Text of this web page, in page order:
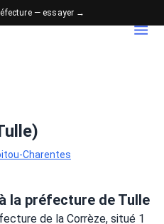
— essayer →
Charentes
la préfecture de Tulle
de la Corrèze, situé 1